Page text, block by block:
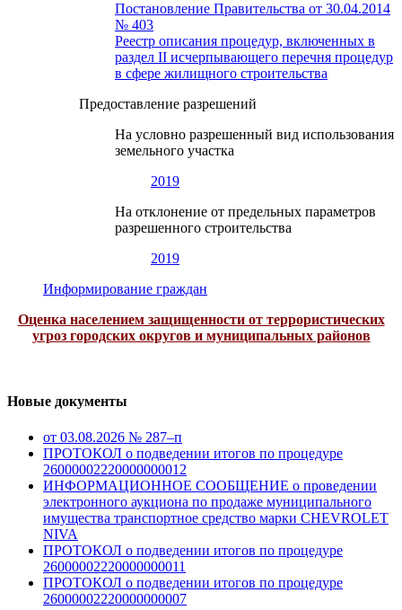
Постановление Правительства от 30.04.2014
№ 403
Реестр описания процедур, включенных в
раздел II исчерпывающего перечня процедур
в сфере жилищного строительства
Предоставление разрешений
На условно разрешенный вид использования
земельного участка
2019
На отклонение от предельных параметров
разрешенного строительства
2019
Информирование граждан
Оценка населением защищенности от террористических
угроз городских округов и муниципальных районов
Новые документы
от 03.08.2026 № 287–п
ПРОТОКОЛ о подведении итогов по процедуре
26000002220000000012
ИНФОРМАЦИОННОЕ СООБЩЕНИЕ о проведении
электронного аукциона по продаже муниципального
имущества транспортное средство марки CHEVROLET
NIVA
ПРОТОКОЛ о подведении итогов по процедуре
26000002220000000011
ПРОТОКОЛ о подведении итогов по процедуре
26000002220000000007